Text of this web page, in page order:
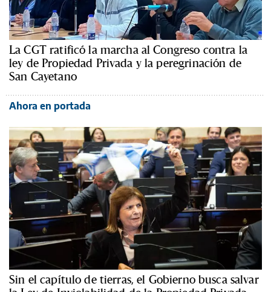
La CGT ratificó la marcha al Congreso contra la
ley de Propiedad Privada y la peregrinación de
San Cayetano
Ahora en portada
Sin el capítulo de tierras, el Gobierno busca salvar